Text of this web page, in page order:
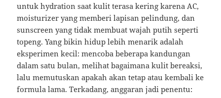
untuk hydration saat kulit terasa kering karena AC,
moisturizer yang memberi lapisan pelindung, dan
sunscreen yang tidak membuat wajah putih seperti
topeng. Yang bikin hidup lebih menarik adalah
eksperimen kecil: mencoba beberapa kandungan
dalam satu bulan, melihat bagaimana kulit bereaksi,
lalu memutuskan apakah akan tetap atau kembali ke
formula lama. Terkadang, anggaran jadi penentu: